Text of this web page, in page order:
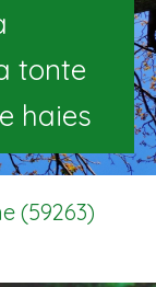
tonte
haies
(59263)